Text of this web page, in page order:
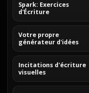
Spark: Exercices
d'Écriture
Votre propre
générateur d'idées
Incitations d'écriture
visuelles